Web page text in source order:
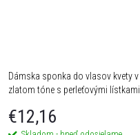
Dámska sponka do vlasov kvety v
zlatom tóne s perleťovými lístkami
€12,16